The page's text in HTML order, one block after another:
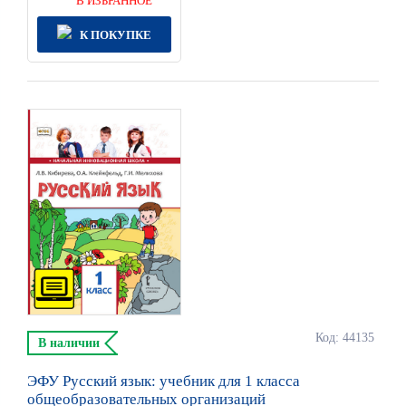
К ПОКУПКЕ
Код: 44135
В наличии
ЭФУ Русский язык: учебник для 1 класса
общеобразовательных организаций